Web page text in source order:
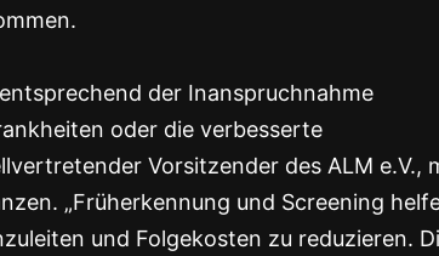
der Inanspruchnahme
oder die verbesserte
Vorsitzender des ALM e.V.,
„Früherkennung und Screening
und Folgekosten zu reduzieren.